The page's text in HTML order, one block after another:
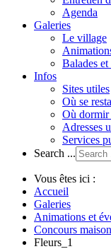
Agenda
Galeries
Le village
Balades et
Infos
Sites utiles
Où se
Où dormir
Adresses
Services
Search ...
Vous êtes ici :
Accueil
Galeries
Animations et
Concours
Fleurs_1